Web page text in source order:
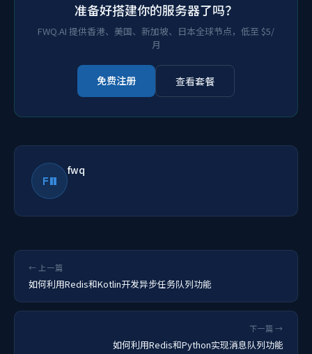
准备好搭建你的服务器了吗？
FWQ.AI 提供香港、美国、新加坡、日本全球节点，低至 $5/
月
免费注册 查看套餐
FW
fwq
← 上一篇
如何利用Redis和Kotlin开发异步任务队列功能
下一篇 →
如何利用Redis和Python实现消息队列功能